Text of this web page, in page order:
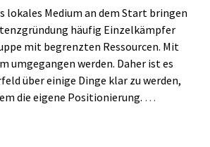
lokales Medium an dem Start bringen
häufig Einzelkämpfer
mit begrenzten Ressourcen. Mit
umgegangen werden. Daher ist es
über einige Dinge klar zu werden,
die eigene Positionierung. …